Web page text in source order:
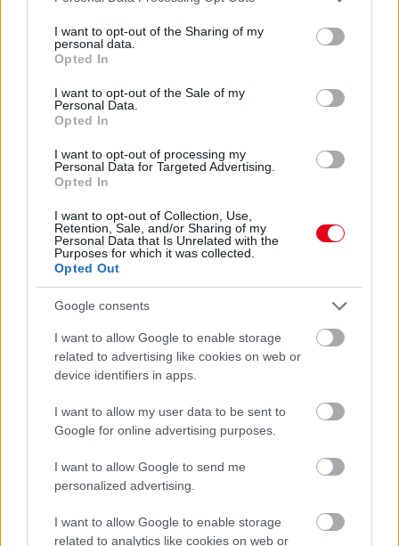
not limited to your visit or usage behaviour. You may click to
grant or deny consent to Google and its third-party tags to
use your data for below specified purposes in below Google
consent section.
I want to opt-out of the Sharing of my
personal data.
Opted In
I want to opt-out of the Sale of my
Personal Data.
Opted In
I want to opt-out of processing my
Personal Data for Targeted Advertising.
Opted In
I want to opt-out of Collection, Use,
Retention, Sale, and/or Sharing of my
Personal Data that Is Unrelated with the
Purposes for which it was collected.
Opted Out
Google consents
I want to allow Google to enable storage
related to advertising like cookies on web or
device identifiers in apps.
I want to allow my user data to be sent to
Google for online advertising purposes.
I want to allow Google to send me
personalized advertising.
I want to allow Google to enable storage
related to analytics like cookies on web or
NEM A CITROMSAV, AZ ECET VAGY A
SZÓDABIKARBÓNA A LEGERŐSEBB: EZT HASZNÁLJÁK A
SZÁLLODÁKBAN A VÍZKŐ ELLEN
Ez a szer tényleg eltünteti a vízkövet
24 ÓRA TOVÁBBI HÍREI
24 óra
Ha ezt érzed evés után, a szervezeted fontos dologra
próbál figyelmeztetni